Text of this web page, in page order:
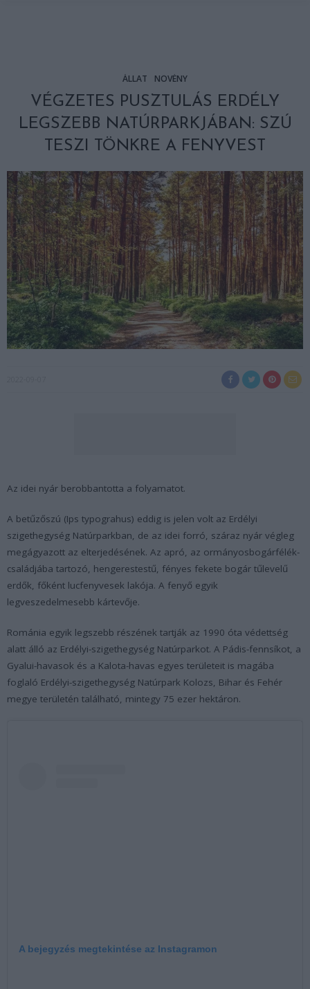
ÁLLAT NÖVÉNY
VÉGZETES PUSZTULÁS ERDÉLY
LEGSZEBB NATÚRPARKJÁBAN: SZÚ
TESZI TÖNKRE A FENYVEST
Az idei nyár berobbantotta a folyamatot.
A betűzőszú (Ips typograhus) eddig is jelen volt az Erdélyi
szigethegység Natúrparkban, de az idei forró, száraz nyár végleg
megágyazott az elterjedésének. Az apró, az ormányosbogárfélék-
családjába tartozó, hengerestestű, fényes fekete bogár tűlevelű
erdők, főként lucfenyvesek lakója. A fenyő egyik
legveszedelmesebb kártevője.
Románia egyik legszebb részének tartják az 1990 óta védettség
alatt álló az Erdélyi-szigethegység Natúrparkot. A Pádis-fennsíkot, a
Gyalui-havasok és a Kalota-havas egyes területeit is magába
foglaló Erdélyi-szigethegység Natúrpark Kolozs, Bihar és Fehér
megye területén található, mintegy 75 ezer hektáron.
A bejegyzés megtekintése az Instagramon